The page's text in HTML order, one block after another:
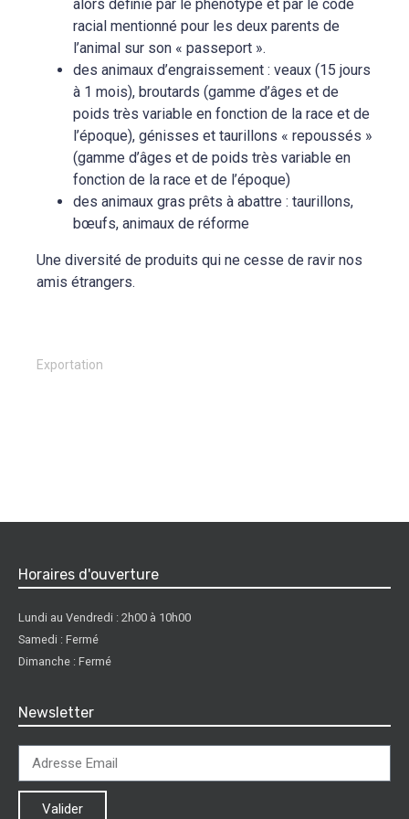
alors définie par le phénotype et par le code
racial mentionné pour les deux parents de
l’animal sur son « passeport ».
des animaux d’engraissement : veaux (15 jours
à 1 mois), broutards (gamme d’âges et de
poids très variable en fonction de la race et de
l’époque), génisses et taurillons « repoussés »
(gamme d’âges et de poids très variable en
fonction de la race et de l’époque)
des animaux gras prêts à abattre : taurillons,
bœufs, animaux de réforme
Une diversité de produits qui ne cesse de ravir nos
amis étrangers.
Exportation
Horaires d'ouverture
Lundi au Vendredi : 2h00 à 10h00
Samedi : Fermé
Dimanche : Fermé
Newsletter
Valider